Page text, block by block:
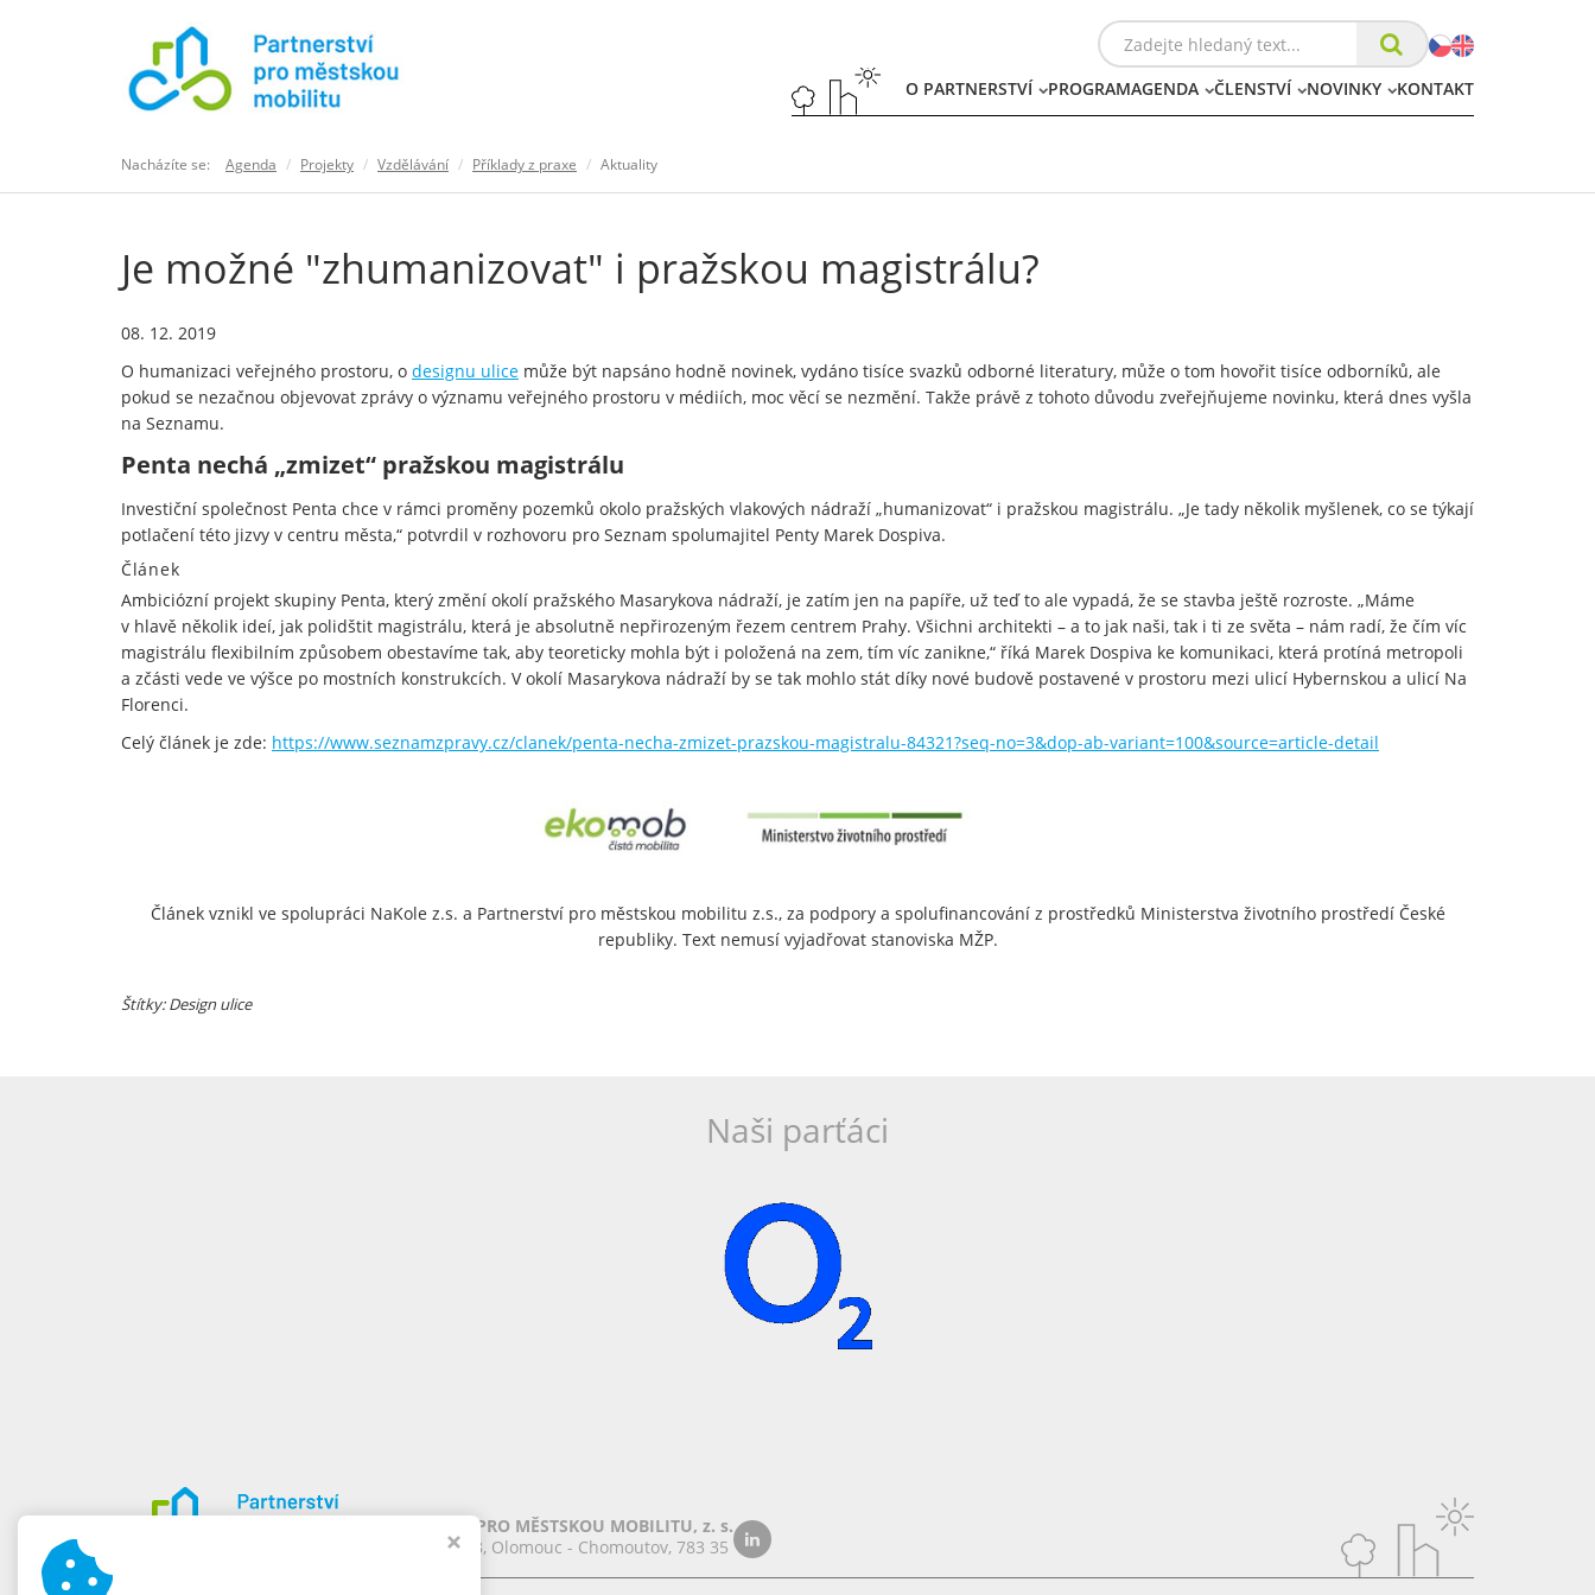
O PARTNERSTVÍ PROGRAMAGENDA ČLENSTVÍ NOVINKY KONTAKT
Nacházíte se: Agenda Projekty Vzdělávání Příklady z praxe Aktuality
Je možné "zhumanizovat" i pražskou magistrálu?
08. 12. 2019
O humanizaci veřejného prostoru, o designu ulice může být napsáno hodně novinek, vydáno tisíce svazků odborné literatury, může o tom hovořit tisíce odborníků, ale
pokud se nezačnou objevovat zprávy o významu veřejného prostoru v médiích, moc věcí se nezmění. Takže právě z tohoto důvodu zveřejňujeme novinku, která dnes vyšla
na Seznamu.
Penta nechá „zmizet“ pražskou magistrálu
Investiční společnost Penta chce v rámci proměny pozemků okolo pražských vlakových nádraží „humanizovat“ i pražskou magistrálu. „Je tady několik myšlenek, co se týkají
potlačení této jizvy v centru města,“ potvrdil v rozhovoru pro Seznam spolumajitel Penty Marek Dospiva.
Článek
Ambiciózní projekt skupiny Penta, který změní okolí pražského Masarykova nádraží, je zatím jen na papíře, už teď to ale vypadá, že se stavba ještě rozroste. „Máme
v hlavě několik ideí, jak polidštit magistrálu, která je absolutně nepřirozeným řezem centrem Prahy. Všichni architekti – a to jak naši, tak i ti ze světa – nám radí, že čím víc
magistrálu flexibilním způsobem obestavíme tak, aby teoreticky mohla být i položená na zem, tím víc zanikne,“ říká Marek Dospiva ke komunikaci, která protíná metropoli
a zčásti vede ve výšce po mostních konstrukcích. V okolí Masarykova nádraží by se tak mohlo stát díky nové budově postavené v prostoru mezi ulicí Hybernskou a ulicí Na
Florenci.
Celý článek je zde: https://www.seznamzpravy.cz/clanek/penta-necha-zmizet-prazskou-magistralu-84321?seq-no=3&dop-ab-variant=100&source=article-detail
Článek vznikl ve spolupráci NaKole z.s. a Partnerství pro městskou mobilitu z.s., za podpory a spolufinancování z prostředků Ministerstva životního prostředí České
republiky. Text nemusí vyjadřovat stanoviska MŽP.
Štítky: Design ulice
Naši parťáci
PARTNERSTVÍ PRO MĚSTSKOU MOBILITU, z. s.
Chomoutov 388, Olomouc - Chomoutov, 783 35